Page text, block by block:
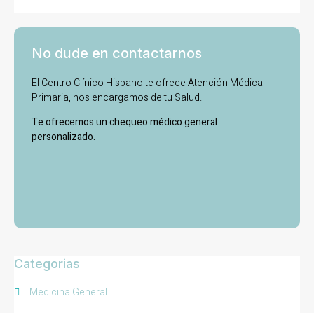
No dude en contactarnos
El Centro Clínico Hispano te ofrece Atención Médica
Primaria, nos encargamos de tu Salud.
Te ofrecemos un chequeo médico general
personalizado.
Categorias
Medicina General